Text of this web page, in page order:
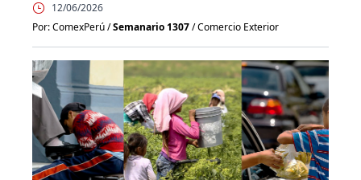
12/06/2026
Por: ComexPerú /Semanario 1307/ Comercio Exterior